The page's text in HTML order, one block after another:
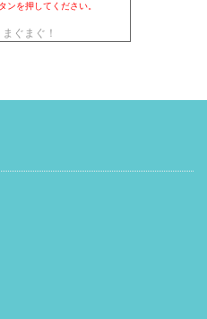
を押してください。
まぐまぐ！